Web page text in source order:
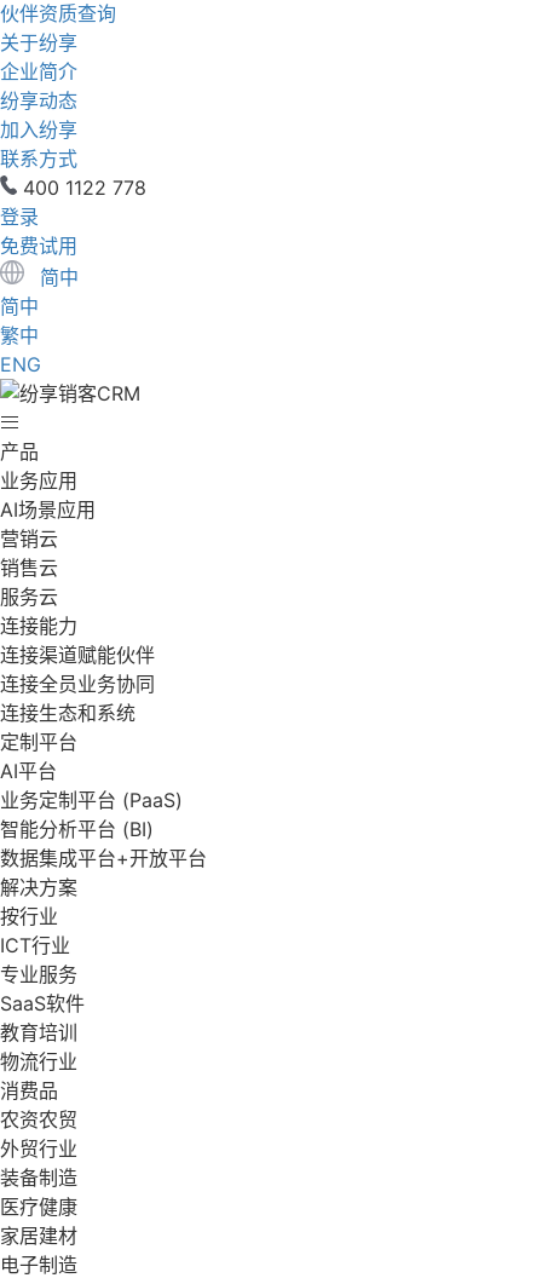
伙伴资质查询
关于纷享
企业简介
纷享动态
加入纷享
联系方式
400 1122 778
登录
免费试用
简中
简中
繁中
ENG
产品
业务应用
AI场景应用
营销云
销售云
服务云
连接能力
连接渠道赋能伙伴
连接全员业务协同
连接生态和系统
定制平台
AI平台
业务定制平台 (PaaS)
智能分析平台 (BI)
数据集成平台+开放平台
解决方案
按行业
ICT行业
专业服务
SaaS软件
教育培训
物流行业
消费品
农资农贸
外贸行业
装备制造
医疗健康
家居建材
电子制造